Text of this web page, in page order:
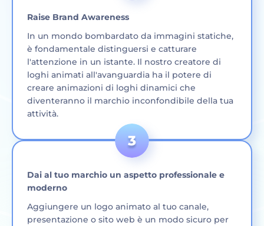
Raise Brand Awareness
In un mondo bombardato da immagini statiche,
è fondamentale distinguersi e catturare
l'attenzione in un istante. Il nostro creatore di
loghi animati all'avanguardia ha il potere di
creare animazioni di loghi dinamici che
diventeranno il marchio inconfondibile della tua
attività.
Dai al tuo marchio un aspetto professionale e
moderno
Aggiungere un logo animato al tuo canale,
presentazione o sito web è un modo sicuro per